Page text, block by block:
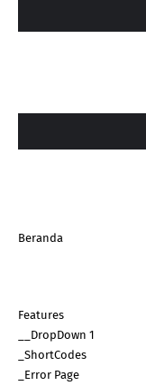
Beranda
Features
__DropDown 1
_ShortCodes
_Error Page